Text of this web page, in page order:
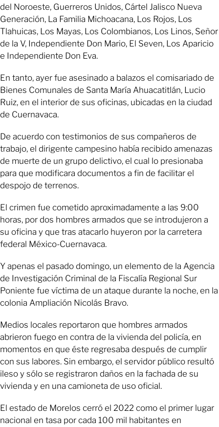
del Noroeste, Guerreros Unidos, Cártel Jalisco Nueva
Generación, La Familia Michoacana, Los Rojos, Los
Tlahuicas, Los Mayas, Los Colombianos, Los Linos, Señor
de la V, Independiente Don Mario, El Seven, Los Aparicio
e Independiente Don Eva.
En tanto, ayer fue asesinado a balazos el comisariado de
Bienes Comunales de Santa María Ahuacatitlán, Lucio
Ruiz, en el interior de sus oficinas, ubicadas en la ciudad
de Cuernavaca.
De acuerdo con testimonios de sus compañeros de
trabajo, el dirigente campesino había recibido amenazas
de muerte de un grupo delictivo, el cual lo presionaba
para que modificara documentos a fin de facilitar el
despojo de terrenos.
El crimen fue cometido aproximadamente a las 9:00
horas, por dos hombres armados que se introdujeron a
su oficina y que tras atacarlo huyeron por la carretera
federal México-Cuernavaca.
Y apenas el pasado domingo, un elemento de la Agencia
de Investigación Criminal de la Fiscalía Regional Sur
Poniente fue víctima de un ataque durante la noche, en la
colonia Ampliación Nicolás Bravo.
Medios locales reportaron que hombres armados
abrieron fuego en contra de la vivienda del policía, en
momentos en que éste regresaba después de cumplir
con sus labores. Sin embargo, el servidor público resultó
ileso y sólo se registraron daños en la fachada de su
vivienda y en una camioneta de uso oficial.
El estado de Morelos cerró el 2022 como el primer lugar
nacional en tasa por cada 100 mil habitantes en